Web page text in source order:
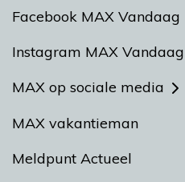
Facebook MAX Vandaag
Instagram MAX Vandaag
MAX op sociale media
MAX vakantieman
Meldpunt Actueel